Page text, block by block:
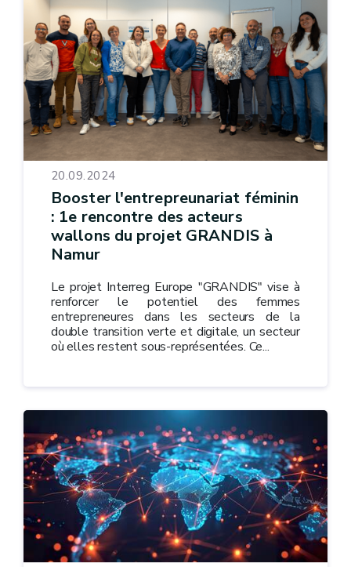
20.09.2024
Booster l'entrepreunariat féminin
: 1e rencontre des acteurs
wallons du projet GRANDIS à
Namur
Le projet Interreg Europe "GRANDIS" vise à
renforcer le potentiel des femmes
entrepreneures dans les secteurs de la
double transition verte et digitale, un secteur
où elles restent sous-représentées. Ce...